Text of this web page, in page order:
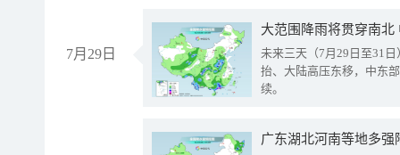
7月29日
大范围降雨将贯穿南
未来三天（7月29日至31
抬、大陆高压东移，中东
续。
广东湖北河南等地多